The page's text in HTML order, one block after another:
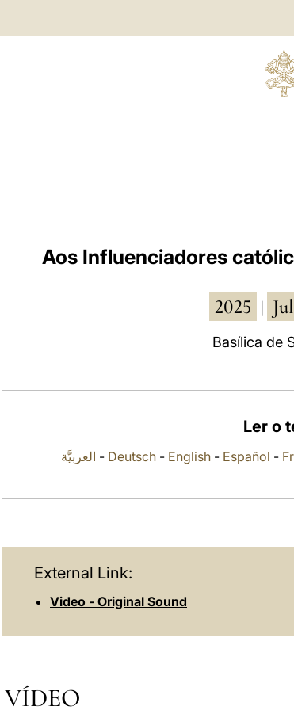
Aos Influenciadores
2025
Basílica de
Ler o
العربيَّة - Deutsch - English - Español -
External Link:
Video - Original Sound
VÍDEO